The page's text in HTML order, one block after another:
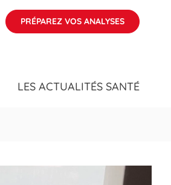
PRÉPAREZ VOS ANALYSES
LES ACTUALITÉS SANTÉ